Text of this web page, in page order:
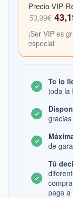
Precio VIP
53,99€
¡Ser VIP es
especial
Te lo
toda la
de
Tú
paga a